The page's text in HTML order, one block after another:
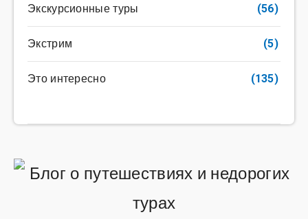
Экскурсионные туры (56)
Экстрим (5)
Это интересно (135)